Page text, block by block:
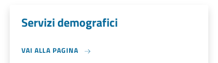
Servizi demografici
VAI ALLA PAGINA